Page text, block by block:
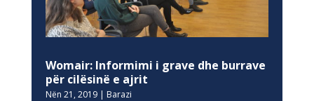
Womair: Informimi i grave dhe burrave
për cilësinë e ajrit
Nën 21, 2019| Barazi